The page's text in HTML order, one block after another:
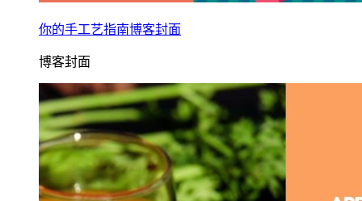
你的手工艺指南博客封面
博客封面